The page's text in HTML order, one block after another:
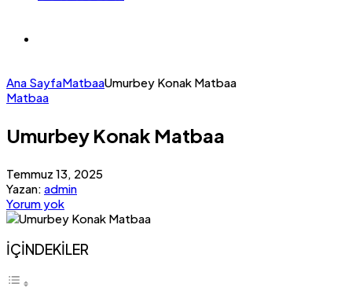
Ana SayfaMatbaaUmurbey Konak Matbaa
Matbaa
Umurbey Konak Matbaa
Temmuz 13, 2025
Yazan: admin
Yorum yok
İÇİNDEKİLER